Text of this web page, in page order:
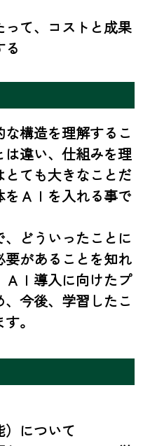
て、コストと成果
る
な構造を理解するこ
は違い、仕組みを理
ても大きなことだ
をＡＩを入れる事で
、どういったことに
があることを知れ
Ｉ導入に向けたプ
今後、学習したこ
。
について